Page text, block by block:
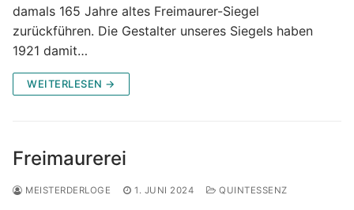
damals 165 Jahre altes Freimaurer-Siegel
zurückführen. Die Gestalter unseres Siegels haben
1921 damit…
WEITERLESEN →
Freimaurerei
MEISTERDERLOGE 1. JUNI 2024 QUINTESSENZ